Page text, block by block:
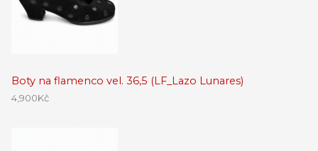
Boty na flamenco vel. 36,5 (LF_Lazo Lunares)
4,900Kč